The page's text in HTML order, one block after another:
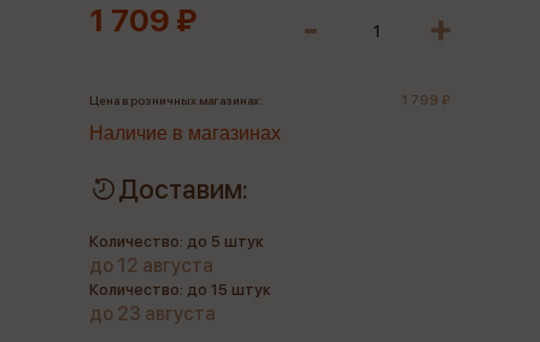
1 709 ₽
Цена в розничных магазинах: 1 799 ₽
Наличие в магазинах
Доставим:
Количество: до 5 штук
до 12 августа
Количество: до 15 штук
до 23 августа